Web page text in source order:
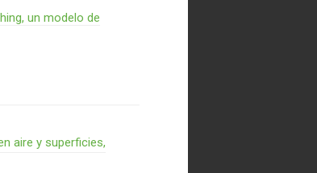
un modelo de
aire y superficies,